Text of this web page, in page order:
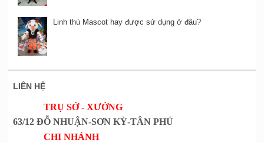
Linh thú Mascot hay được sử dụng ở đâu?
LIÊN HỆ
TRỤ SỞ - XƯỞNG
63/12 ĐỖ NHUẬN-SƠN KỲ-TÂN PHÚ
CHI NHÁNH